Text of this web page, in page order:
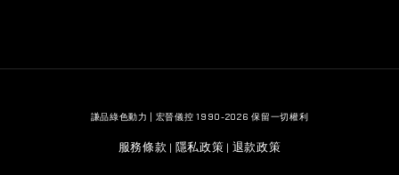
謙品綠色動力 | 宏晉儀控 1990-2026 保留一切權利
服務條款 隱私政策 退款政策